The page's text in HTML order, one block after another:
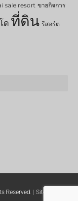
sale resort ขายกิจการ
ด ที่ดิน รีสอร์ต
Reserved. | Sitemap